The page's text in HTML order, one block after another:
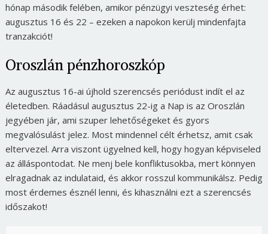
hónap második felében, amikor pénzügyi veszteség érhet:
augusztus 16 és 22 – ezeken a napokon kerülj mindenfajta
tranzakciót!
Oroszlán pénzhoroszkóp
Az augusztus 16-ai újhold szerencsés periódust indít el az
életedben. Ráadásul augusztus 22-ig a Nap is az Oroszlán
jegyében jár, ami szuper lehetőségeket és gyors
megvalósulást jelez. Most mindennel célt érhetsz, amit csak
eltervezel. Arra viszont ügyelned kell, hogy hogyan képviseled
az álláspontodat. Ne menj bele konfliktusokba, mert könnyen
elragadnak az indulataid, és akkor rosszul kommunikálsz. Pedig
most érdemes észnél lenni, és kihasználni ezt a szerencsés
időszakot!